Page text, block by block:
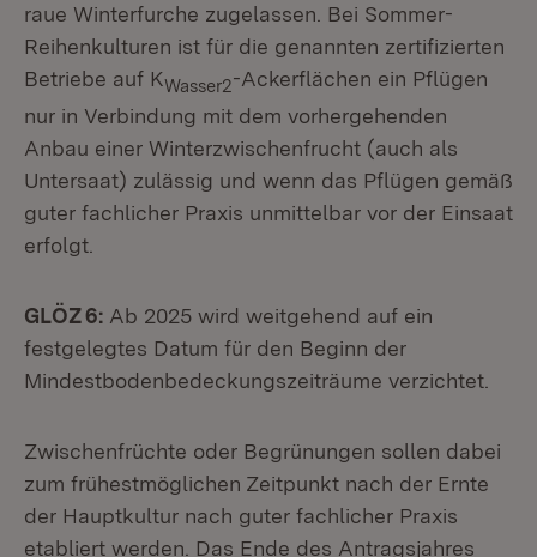
raue Winterfurche zugelassen. Bei Sommer-
Reihenkulturen ist für die genannten zertifizierten
Betriebe auf KWasser2-Ackerflächen ein Pflügen
nur in Verbindung mit dem vorhergehenden
Anbau einer Winterzwischenfrucht (auch als
Untersaat) zulässig und wenn das Pflügen gemäß
guter fachlicher Praxis unmittelbar vor der Einsaat
erfolgt.
GLÖZ 6: Ab 2025 wird weitgehend auf ein
festgelegtes Datum für den Beginn der
Mindestbodenbedeckungszeiträume verzichtet.
Zwischenfrüchte oder Begrünungen sollen dabei
zum frühestmöglichen Zeitpunkt nach der Ernte
der Hauptkultur nach guter fachlicher Praxis
etabliert werden. Das Ende des Antragsjahres